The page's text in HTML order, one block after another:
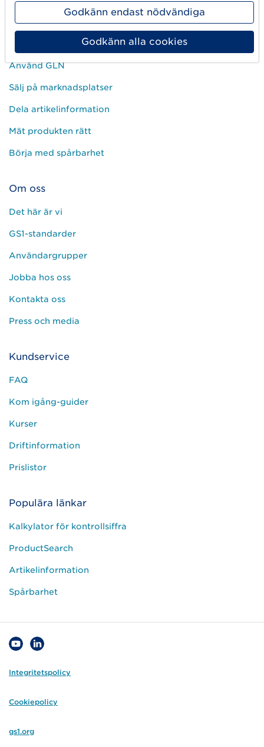
Kom igång
Använd GLN
Sälj på marknadsplatser
Dela artikelinformation
Mät produkten rätt
Börja med spårbarhet
Om oss
Det här är vi
GS1-standarder
Användargrupper
Jobba hos oss
Kontakta oss
Press och media
Kundservice
FAQ
Kom igång-guider
Kurser
Driftinformation
Prislistor
Populära länkar
Kalkylator för kontrollsiffra
ProductSearch
Artikelinformation
Spårbarhet
Integritetspolicy
Cookiepolicy
gs1.org
Godkänn endast nödvändiga
Godkänn alla cookies